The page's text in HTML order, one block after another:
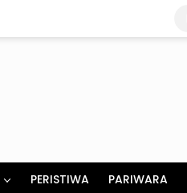
PERISTIWA PARIWARA